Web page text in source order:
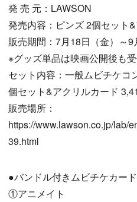
発 売 元：LAWSON
発売内容：ピンズ 2個セット
販売期間：7月18日（金）～9
※グッズ単品は映画公開後も受
セット内容：一般ムビチケコ
個セット&アクリルカード
販売場所：
https://www.lawson.co.jp/lab/
39.html
●バンドル付きムビチケカード
①アニメイト